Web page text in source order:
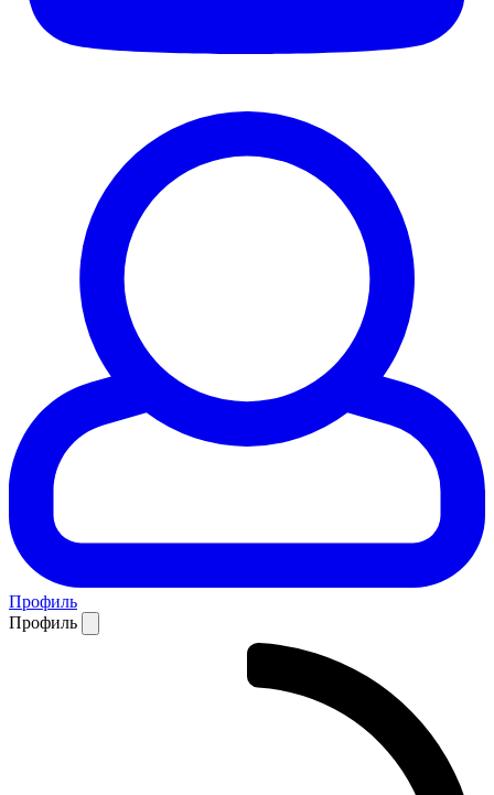
Профиль
Профиль